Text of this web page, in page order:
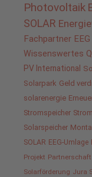
Photovoltaik
SOLAR
Fachpartner EEG
Wissenswertes
PV International
Solarpark Geld
solarenergie
Stromspeicher
Solarspeicher
SOLAR EEG-Umlage
Projekt Partnerschaft
Solarförderung Jura